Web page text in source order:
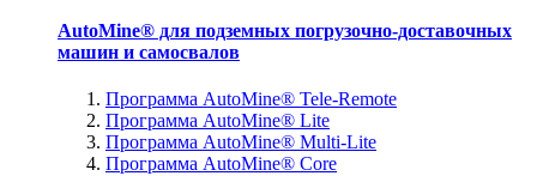
AutoMine® для подземных погрузочно-доставочных
машин и самосвалов
Программа AutoMine® Tele-Remote
Программа AutoMine® Lite
Программа AutoMine® Multi-Lite
Программа AutoMine® Core